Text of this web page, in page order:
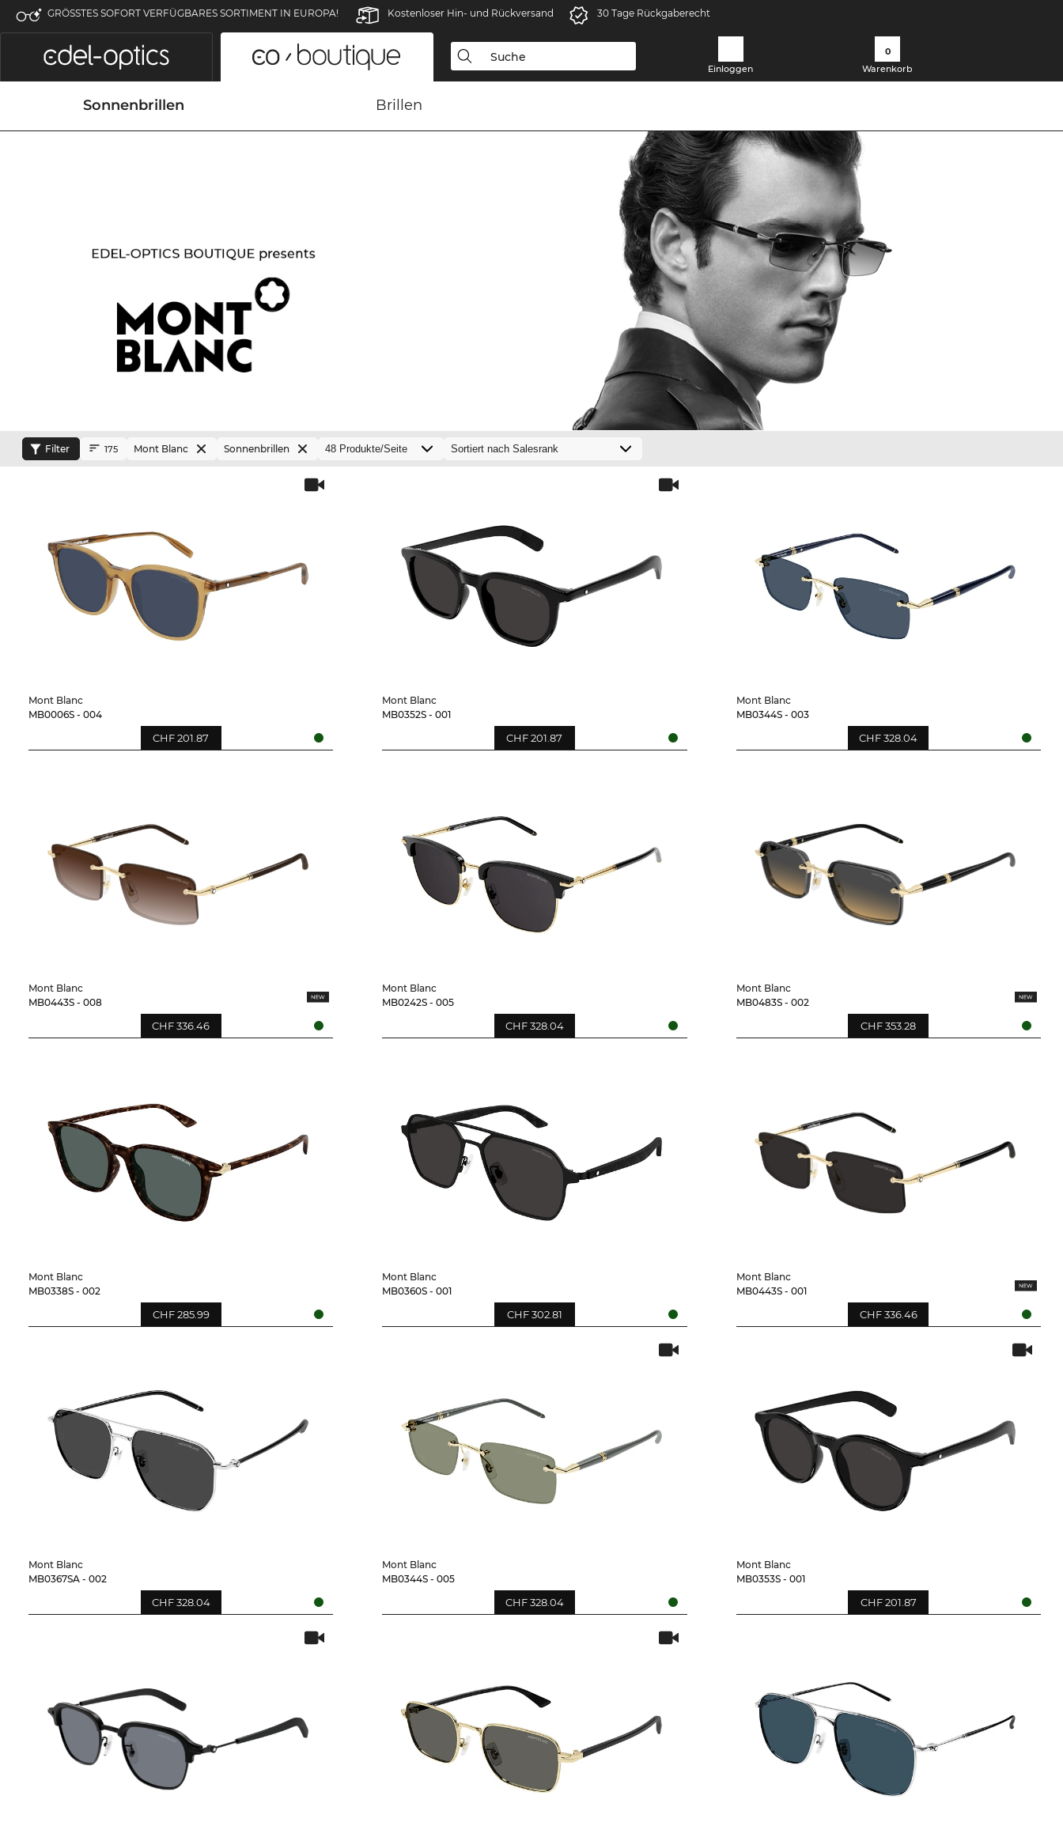
GRÖSSTES SOFORT VERFÜGBARES SORTIMENT IN EUROPA! Kostenloser Hin- und Rückversand 30 Tage Rückgaberecht
Einloggen
0
Warenkorb
Sonnenbrillen Brillen
Filter 175 Mont Blanc Sonnenbrillen
Mont Blanc
MB0006S - 004
CHF 201.87
Mont Blanc
MB0352S - 001
CHF 201.87
Mont Blanc
MB0344S - 003
CHF 328.04
Mont Blanc
MB0443S - 008
CHF 336.46
Mont Blanc
MB0242S - 005
CHF 328.04
Mont Blanc
MB0483S - 002
CHF 353.28
Mont Blanc
MB0338S - 002
CHF 285.99
Mont Blanc
MB0360S - 001
CHF 302.81
Mont Blanc
MB0443S - 001
CHF 336.46
Mont Blanc
MB0367SA - 002
CHF 328.04
Mont Blanc
MB0344S - 005
CHF 328.04
Mont Blanc
MB0353S - 001
CHF 201.87